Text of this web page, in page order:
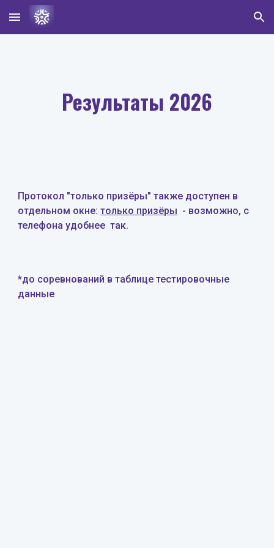
Skip to main content Skip to navigation
Результаты 2026
Протокол "только призёры" также доступен в
отдельном окне:только призёры - возможно, с
телефона удобнее так.
*до соревнований в таблице тестировочные
данные